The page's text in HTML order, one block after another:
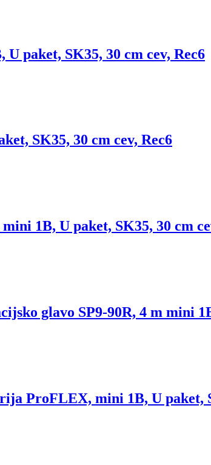
paket, SK35, 30 cm cev, Rec6
SK35, 30 cm cev, Rec6
1B, U paket, SK35, 30 cm
glavo SP9-90R, 4 m mini
ProFLEX, mini 1B, U paket,